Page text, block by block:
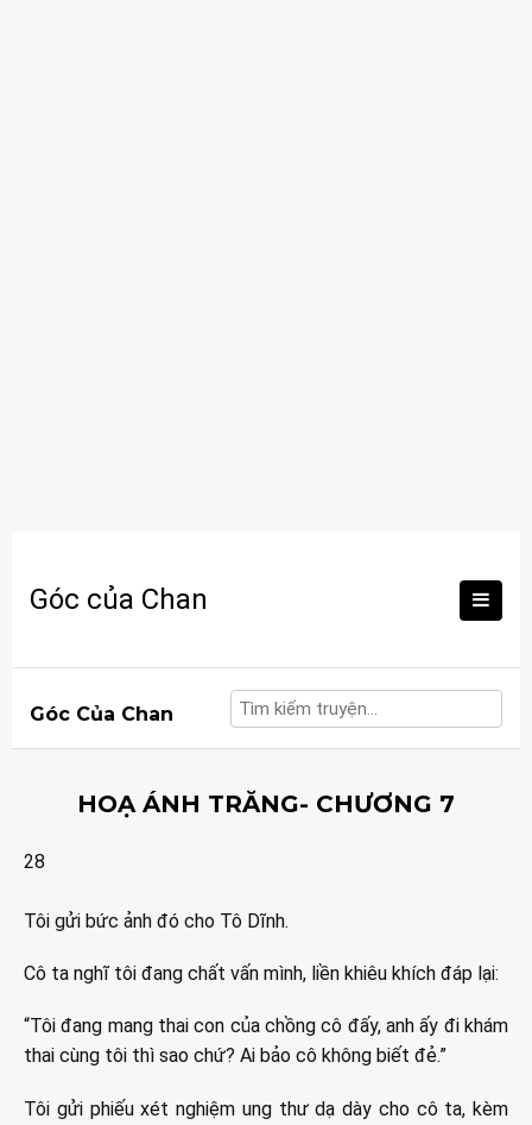
content
Góc của Chan
Góc Của Chan
HOẠ ÁNH TRĂNG- CHƯƠNG 7
28
Tôi gửi bức ảnh đó cho Tô Dĩnh.
Cô ta nghĩ tôi đang chất vấn mình, liền khiêu khích đáp lại:
“Tôi đang mang thai con của chồng cô đấy, anh ấy đi khám
thai cùng tôi thì sao chứ? Ai bảo cô không biết đẻ.”
Tôi gửi phiếu xét nghiệm ung thư dạ dày cho cô ta, kèm